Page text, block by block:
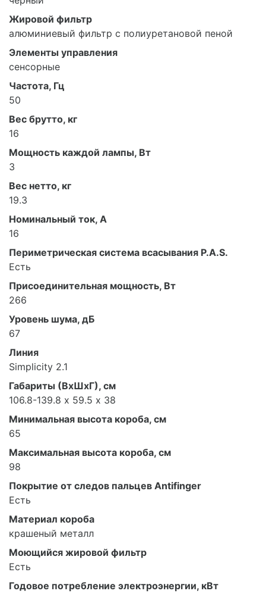
Жировой фильтр
алюминиевый фильтр с полиуретановой пеной
Элементы управления
сенсорные
Частота, Гц
50
Вес брутто, кг
16
Мощность каждой лампы, Вт
3
Вес нетто, кг
19.3
Номинальный ток, А
16
Периметрическая система всасывания P.A.S.
Есть
Присоединительная мощность, Вт
266
Уровень шума, дБ
67
Линия
Simplicity 2.1
Габариты (ВхШхГ), см
106.8-139.8 х 59.5 х 38
Минимальная высота короба, см
65
Максимальная высота короба, см
98
Покрытие от следов пальцев Antifinger
Есть
Материал короба
крашеный металл
Моющийся жировой фильтр
Есть
Годовое потребление электроэнергии, кВт